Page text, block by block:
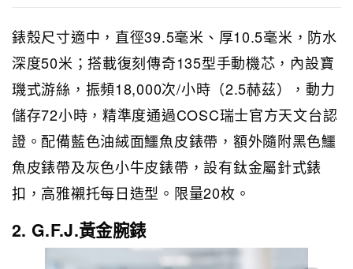
錶殼尺寸適中，直徑39.5毫米、厚10.5毫米，防水
深度50米；搭載復刻傳奇135型手動機芯，內設寶
璣式游絲，振頻18,000次/小時（2.5赫茲），動力
儲存72小時，精準度通過COSC瑞士官方天文台認
證。配備藍色油絨面鱷魚皮錶帶，額外隨附黑色鱷
魚皮錶帶及灰色小牛皮錶帶，設有鈦金屬針式錶
扣，高雅襯托每日造型。限量20枚。
2. G.F.J.黃金腕錶